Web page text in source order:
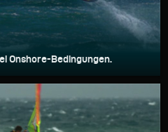
Onshore-Bedingungen.